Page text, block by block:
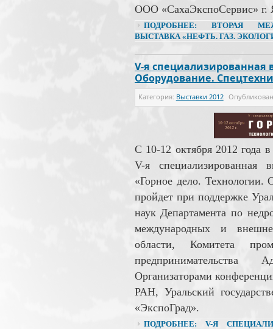
ООО «СахаЭкспоСервис» г.
ПОДРОБНЕЕ: ВТОРАЯ
ВЫСТАВКА «НЕФТЬ. ГАЗ.
V-я специализированная
Оборудование.
Категория: Выставки 2012
C 10-12 октября 2012 года
V-я специализированная
«Горное дело. Технологии.
пройдет при поддержке
наук Департамента по
международных и
области, Комитета
предпринимательства
Организаторами
РАН, Уральский
«ЭкспоГрад».
ПОДРОБНЕЕ: V-Я